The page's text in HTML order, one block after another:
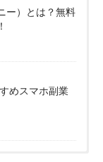
ー）とは？無料
めスマホ副業